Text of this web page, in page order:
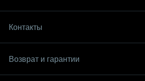
Контакты
Возврат и гарантии